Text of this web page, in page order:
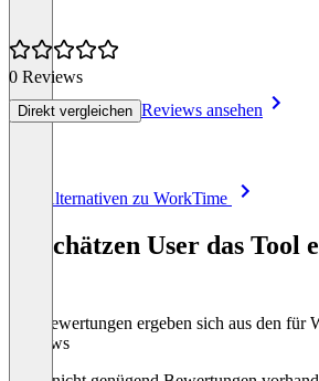
0 Reviews
Direkt vergleichen Reviews ansehen
Alle Alternativen zu WorkTime
So schätzen User das Tool
Die Bewertungen ergeben sich aus den für
Reviews